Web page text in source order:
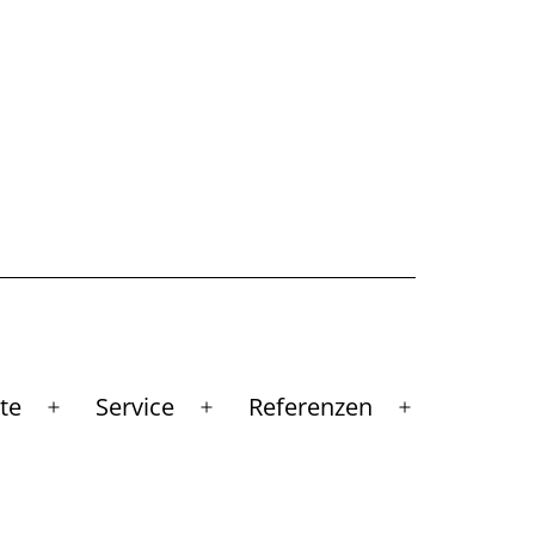
MenüService
MenüReferenzen
Menü